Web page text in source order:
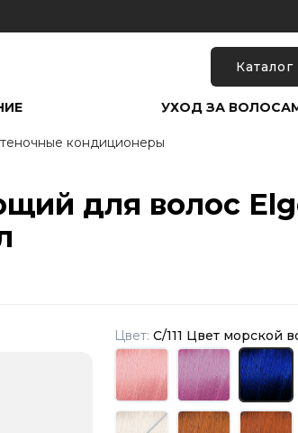
Каталог
УХОД ЗА
кондиционеры
для волос
Цвет: С/111 Цвет морской